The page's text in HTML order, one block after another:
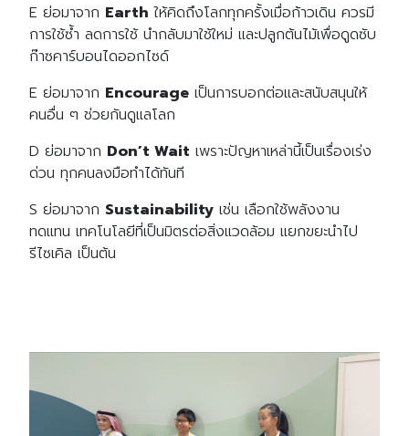
E ย่อมาจาก Earth ให้คิดถึงโลกทุกครั้งเมื่อก้าวเดิน ควรมี
การใช้ซ้ำ ลดการใช้ นำกลับมาใช้ใหม่ และปลูกต้นไม้เพื่อดูดซับ
ก๊าซคาร์บอนไดออกไซด์
E ย่อมาจาก Encourage เป็นการบอกต่อและสนับสนุนให้
คนอื่น ๆ ช่วยกันดูแลโลก
D ย่อมาจาก Don’t Wait เพราะปัญหาเหล่านี้เป็นเรื่องเร่ง
ด่วน ทุกคนลงมือทำได้ทันที
S ย่อมาจาก Sustainability เช่น เลือกใช้พลังงาน
ทดแทน เทคโนโลยีที่เป็นมิตรต่อสิ่งแวดล้อม แยกขยะนำไป
รีไซเคิล เป็นต้น